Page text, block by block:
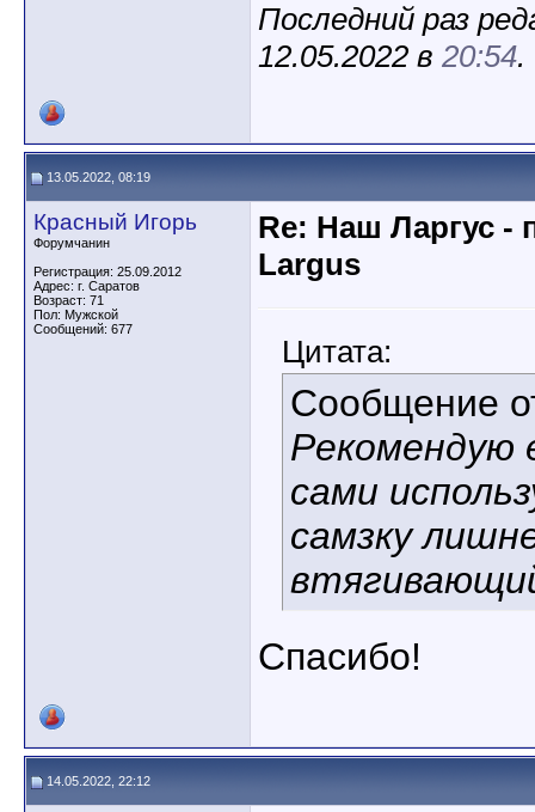
Последний раз
12.05.2022 в 20:54.
13.05.2022, 08:19
Красный Игорь
Форумчанин
Регистрация: 25.09.2012
Адрес: г. Саратов
Возраст: 71
Пол: Мужской
Сообщений: 677
Re: Наш Ларгус -
Largus
Цитата:
Сообщение
Рекомендую
сами
самзку
Спасибо!
14.05.2022, 22:12